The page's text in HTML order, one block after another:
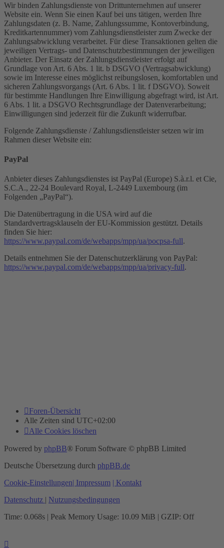
Wir binden Zahlungsdienste von Drittunternehmen auf unserer
Website ein. Wenn Sie einen Kauf bei uns tätigen, werden Ihre
Zahlungsdaten (z. B. Name, Zahlungssumme, Kontoverbindung,
Kreditkartennummer) vom Zahlungsdienstleister zum Zwecke der
Zahlungsabwicklung verarbeitet. Für diese Transaktionen gelten die
jeweiligen Vertrags- und Datenschutzbestimmungen der jeweiligen
Anbieter. Der Einsatz der Zahlungsdienstleister erfolgt auf
Grundlage von Art. 6 Abs. 1 lit. b DSGVO (Vertragsabwicklung)
sowie im Interesse eines möglichst reibungslosen, komfortablen und
sicheren Zahlungsvorgangs (Art. 6 Abs. 1 lit. f DSGVO). Soweit
für bestimmte Handlungen Ihre Einwilligung abgefragt wird, ist Art.
6 Abs. 1 lit. a DSGVO Rechtsgrundlage der Datenverarbeitung;
Einwilligungen sind jederzeit für die Zukunft widerrufbar.
Folgende Zahlungsdienste / Zahlungsdienstleister setzen wir im
Rahmen dieser Website ein:
PayPal
Anbieter dieses Zahlungsdienstes ist PayPal (Europe) S.à.r.l. et Cie,
S.C.A., 22-24 Boulevard Royal, L-2449 Luxembourg (im
Folgenden „PayPal“).
Die Datenübertragung in die USA wird auf die
Standardvertragsklauseln der EU-Kommission gestützt. Details
finden Sie hier:
https://www.paypal.com/de/webapps/mpp/ua/pocpsa-full.
Details entnehmen Sie der Datenschutzerklärung von PayPal:
https://www.paypal.com/de/webapps/mpp/ua/privacy-full.
Foren-Übersicht
Alle Zeiten sind UTC+02:00
Alle Cookies löschen
Powered by phpBB® Forum Software © phpBB Limited
Deutsche Übersetzung durch phpBB.de
Cookie-Einstellungen| Impressum | Kontakt
Datenschutz | Nutzungsbedingungen
Time: 0.068s | Peak Memory Usage: 10.09 MiB | GZIP: Off